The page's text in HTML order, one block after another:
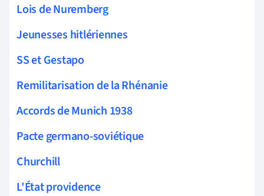
Lois de Nuremberg
Jeunesses hitlériennes
SS et Gestapo
Remilitarisation de la Rhénanie
Accords de Munich 1938
Pacte germano-soviétique
Churchill
L'État providence